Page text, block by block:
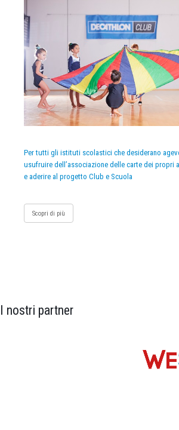
Per tutti gli istituti scolastici che desiderano
usufruire dell’associazione delle carte dei propri
e aderire al progetto Club e Scuola
Scopri di più
I nostri partner